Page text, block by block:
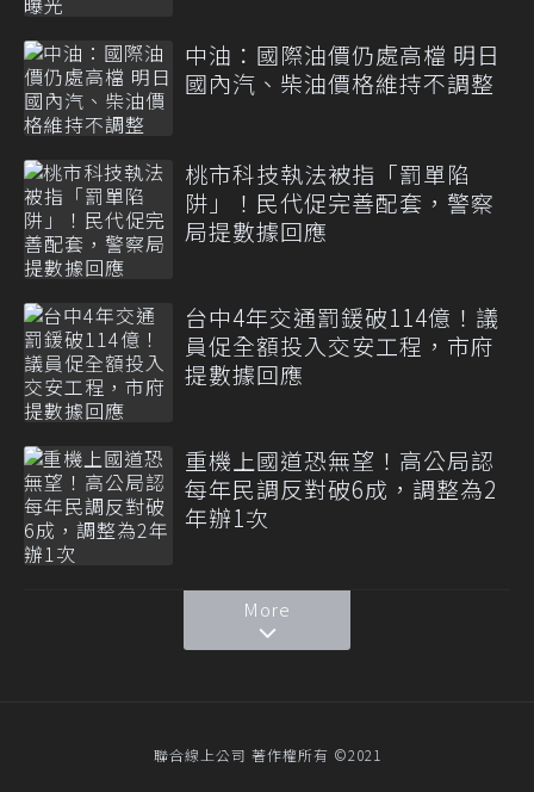
中油：國際油價仍處高檔 明日
國內汽、柴油價格維持不調整
桃市科技執法被指「罰單陷
阱」！民代促完善配套，警察
局提數據回應
台中4年交通罰鍰破114億！議
員促全額投入交安工程，市府
提數據回應
重機上國道恐無望！高公局認
每年民調反對破6成，調整為2
年辦1次
More
聯合線上公司 著作權所有 ©2021